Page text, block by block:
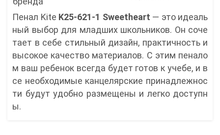
Пенал Kite K25-621-1 Sweetheart — это идеаль
ный выбор для младших школьников. Он соче
тает в себе стильный дизайн, практичность и
высокое качество материалов. С этим пенало
м ваш ребенок всегда будет готов к учебе, и в
се необходимые канцелярские принадлежнос
ти будут удобно размещены и легко доступн
ы.